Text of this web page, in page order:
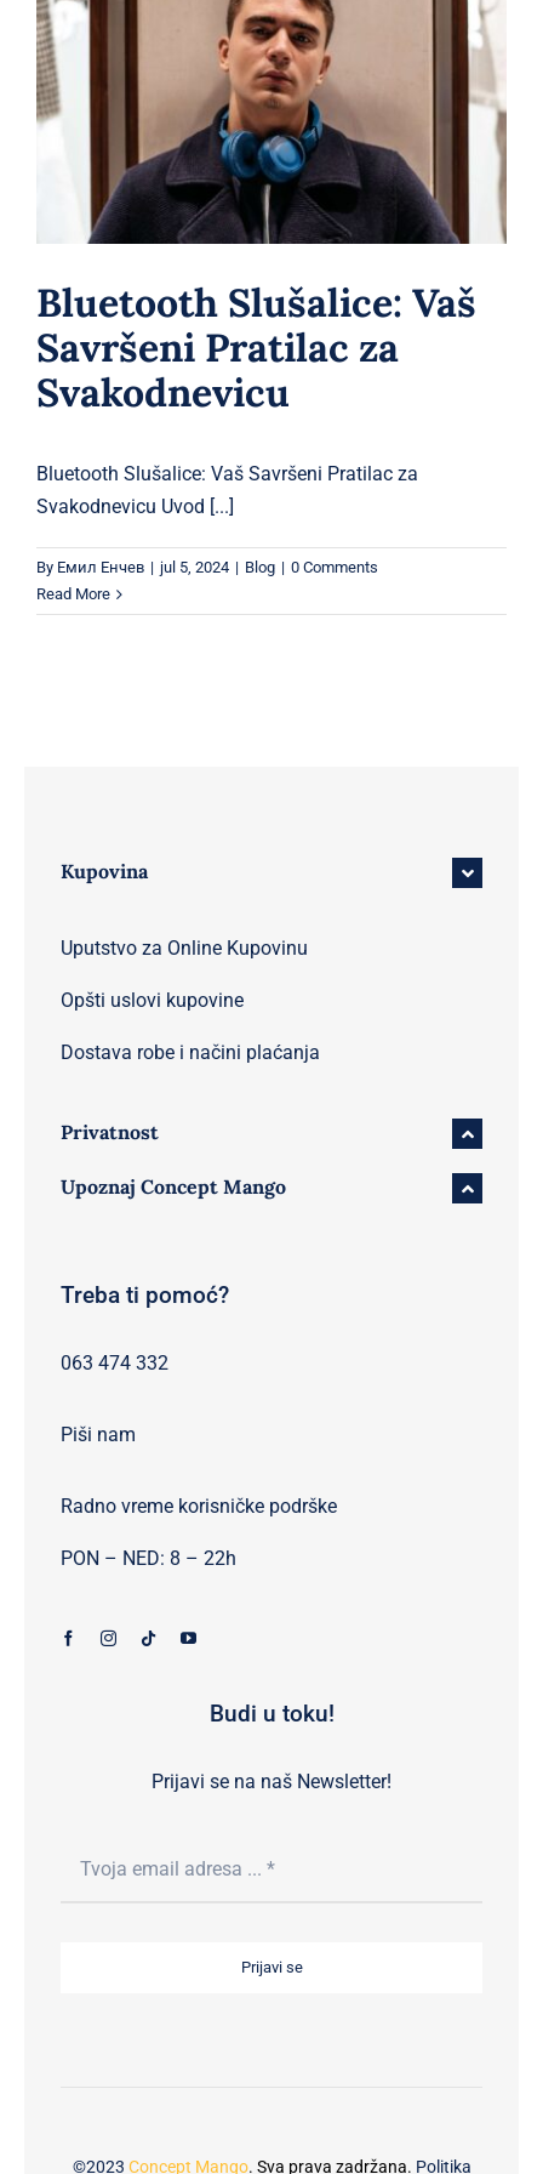
Bluetooth Slušalice: Vaš Savršeni
Pratilac za Svakodnevicu
Bluetooth Slušalice: Vaš
Savršeni Pratilac za
Svakodnevicu
Bluetooth Slušalice: Vaš Savršeni Pratilac za
Svakodnevicu Uvod [...]
By Емил Енчев | jul 5, 2024 | Blog | 0 Comments
Read More
Budi u toku!
Prijavi se na naš Newsletter!
Prijavi se
Kupovina
Uputstvo za Online Kupovinu
Opšti uslovi kupovine
Dostava robe i načini plaćanja
Privatnost
Upoznaj Concept Mango
Treba ti pomoć?
063 474 332
Piši nam
Radno vreme korisničke podrške
PON – NED: 8 – 22h
©2023 Concept Mango. Sva prava zadržana. Politika